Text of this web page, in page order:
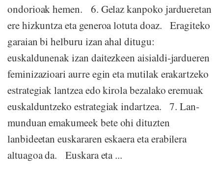
ondorioak hemen. 6. Gelaz kanpoko jardueretan
ere hizkuntza eta generoa lotuta doaz. Eragiteko
garaian bi helburu izan ahal ditugu:
euskaldunenak izan daitezkeen aisialdi-jardueren
feminizazioari aurre egin eta mutilak erakartzeko
estrategiak lantzea edo kirola bezalako eremuak
euskalduntzeko estrategiak indartzea. 7. Lan-
munduan emakumeek bete ohi dituzten
lanbideetan euskararen eskaera eta erabilera
altuagoa da. Euskara eta ...